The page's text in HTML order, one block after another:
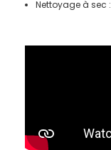
Nettoyage à sec :